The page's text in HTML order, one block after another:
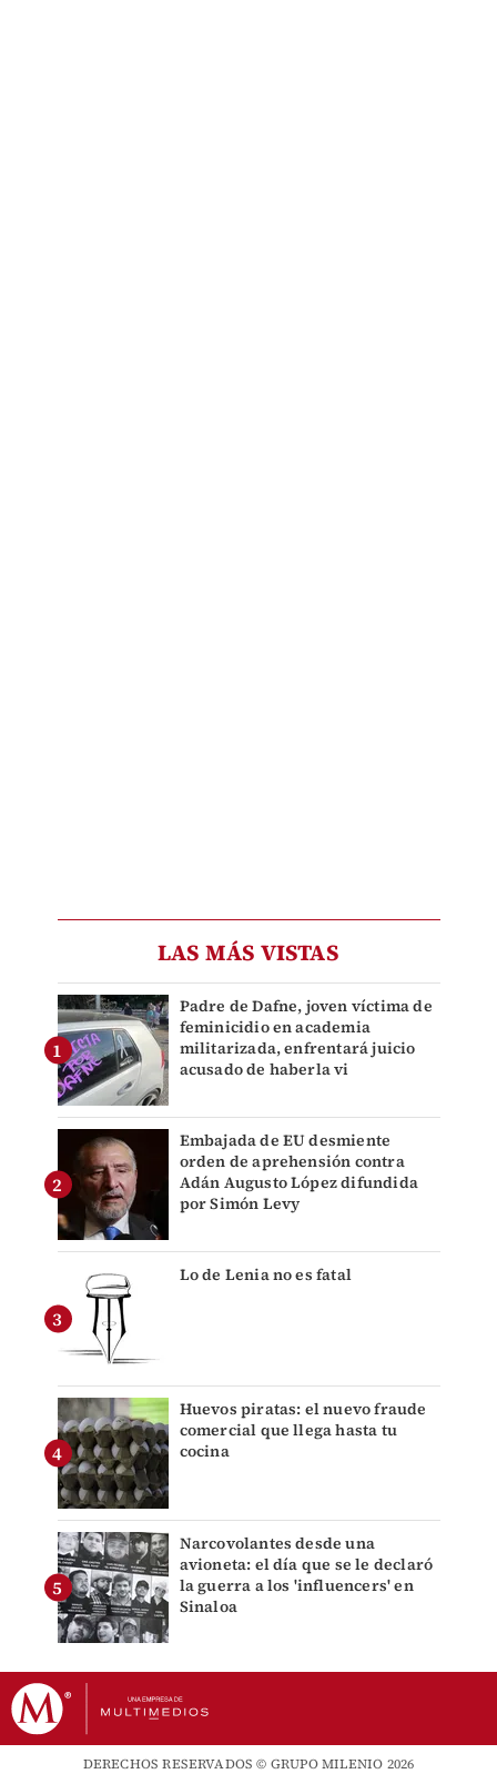
LAS MÁS VISTAS
Padre de Dafne, joven víctima de
feminicidio en academia
militarizada, enfrentará juicio
acusado de haberla vi
Embajada de EU desmiente
orden de aprehensión contra
Adán Augusto López difundida
por Simón Levy
Lo de Lenia no es fatal
Huevos piratas: el nuevo fraude
comercial que llega hasta tu
cocina
Narcovolantes desde una
avioneta: el día que se le declaró
la guerra a los 'influencers' en
Sinaloa
DERECHOS RESERVADOS © GRUPO MILENIO 2026